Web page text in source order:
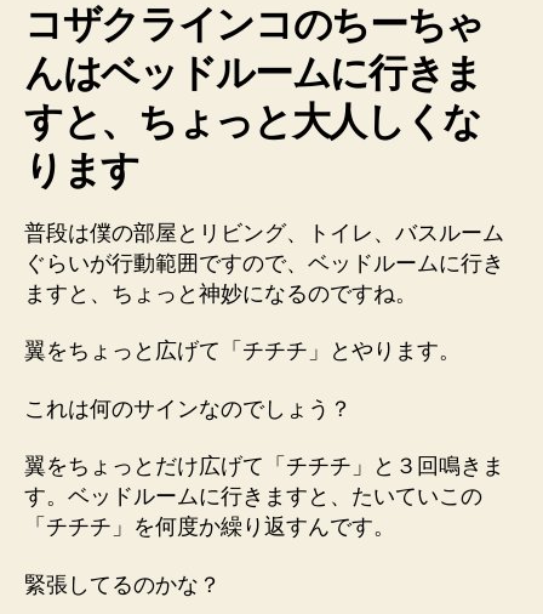
で
コ
ザ
ク
ラ
イ
の
ち
ー
ち
ん
へ
コザクラインコのちーちゃ
んはベッドルームに行きま
すと、ちょっと大人しくな
ります
普段は僕の部屋とリビング、トイレ、バスルーム
ぐらいが行動範囲ですので、ベッドルームに行き
ますと、ちょっと神妙になるのですね。
翼をちょっと広げて「チチチ」とやります。
これは何のサインなのでしょう？
翼をちょっとだけ広げて「チチチ」と３回鳴きま
す。ベッドルームに行きますと、たいていこの
「チチチ」を何度か繰り返すんです。
緊張してるのかな？